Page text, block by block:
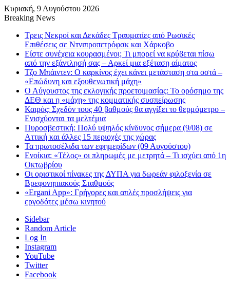
Κυριακή, 9 Αυγούστου 2026
Breaking News
Τρεις Νεκροί και Δεκάδες Τραυματίες από Ρωσικές
Επιθέσεις σε Ντνιπροπετρόφσκ και Χάρκοβο
Είστε συνέχεια κουρασμένοι; Τι μπορεί να κρύβεται πίσω
από την εξάντλησή σας – Αρκεί μια εξέταση αίματος
Τζο Μπάιντεν: Ο καρκίνος έχει κάνει μετάσταση στα οστά –
«Επώδυνη και εξουθενωτική μάχη»
Ο Αύγουστος της εκλογικής προετοιμασίας: Το ορόσημο της
ΔΕΘ και η «μάχη» της κομματικής συσπείρωσης
Καιρός: Σχεδόν τους 40 βαθμούς θα αγγίξει το θερμόμετρο –
Ενισχύονται τα μελτέμια
Πυροσβεστική: Πολύ υψηλός κίνδυνος σήμερα (9/08) σε
Αττική και άλλες 15 περιοχές της χώρας
Τα πρωτοσέλιδα των εφημερίδων (09 Αυγούστου)
Ενοίκια: «Τέλος» οι πληρωμές με μετρητά – Τι ισχύει από 1η
Οκτωβρίου
Οι οριστικοί πίνακες της ΔΥΠΑ για δωρεάν φιλοξενία σε
Βρεφονηπιακούς Σταθμούς
«Ergani App»: Γρήγορες και απλές προσλήψεις για
εργοδότες μέσω κινητού
Sidebar
Random Article
Log In
Instagram
YouTube
Twitter
Facebook